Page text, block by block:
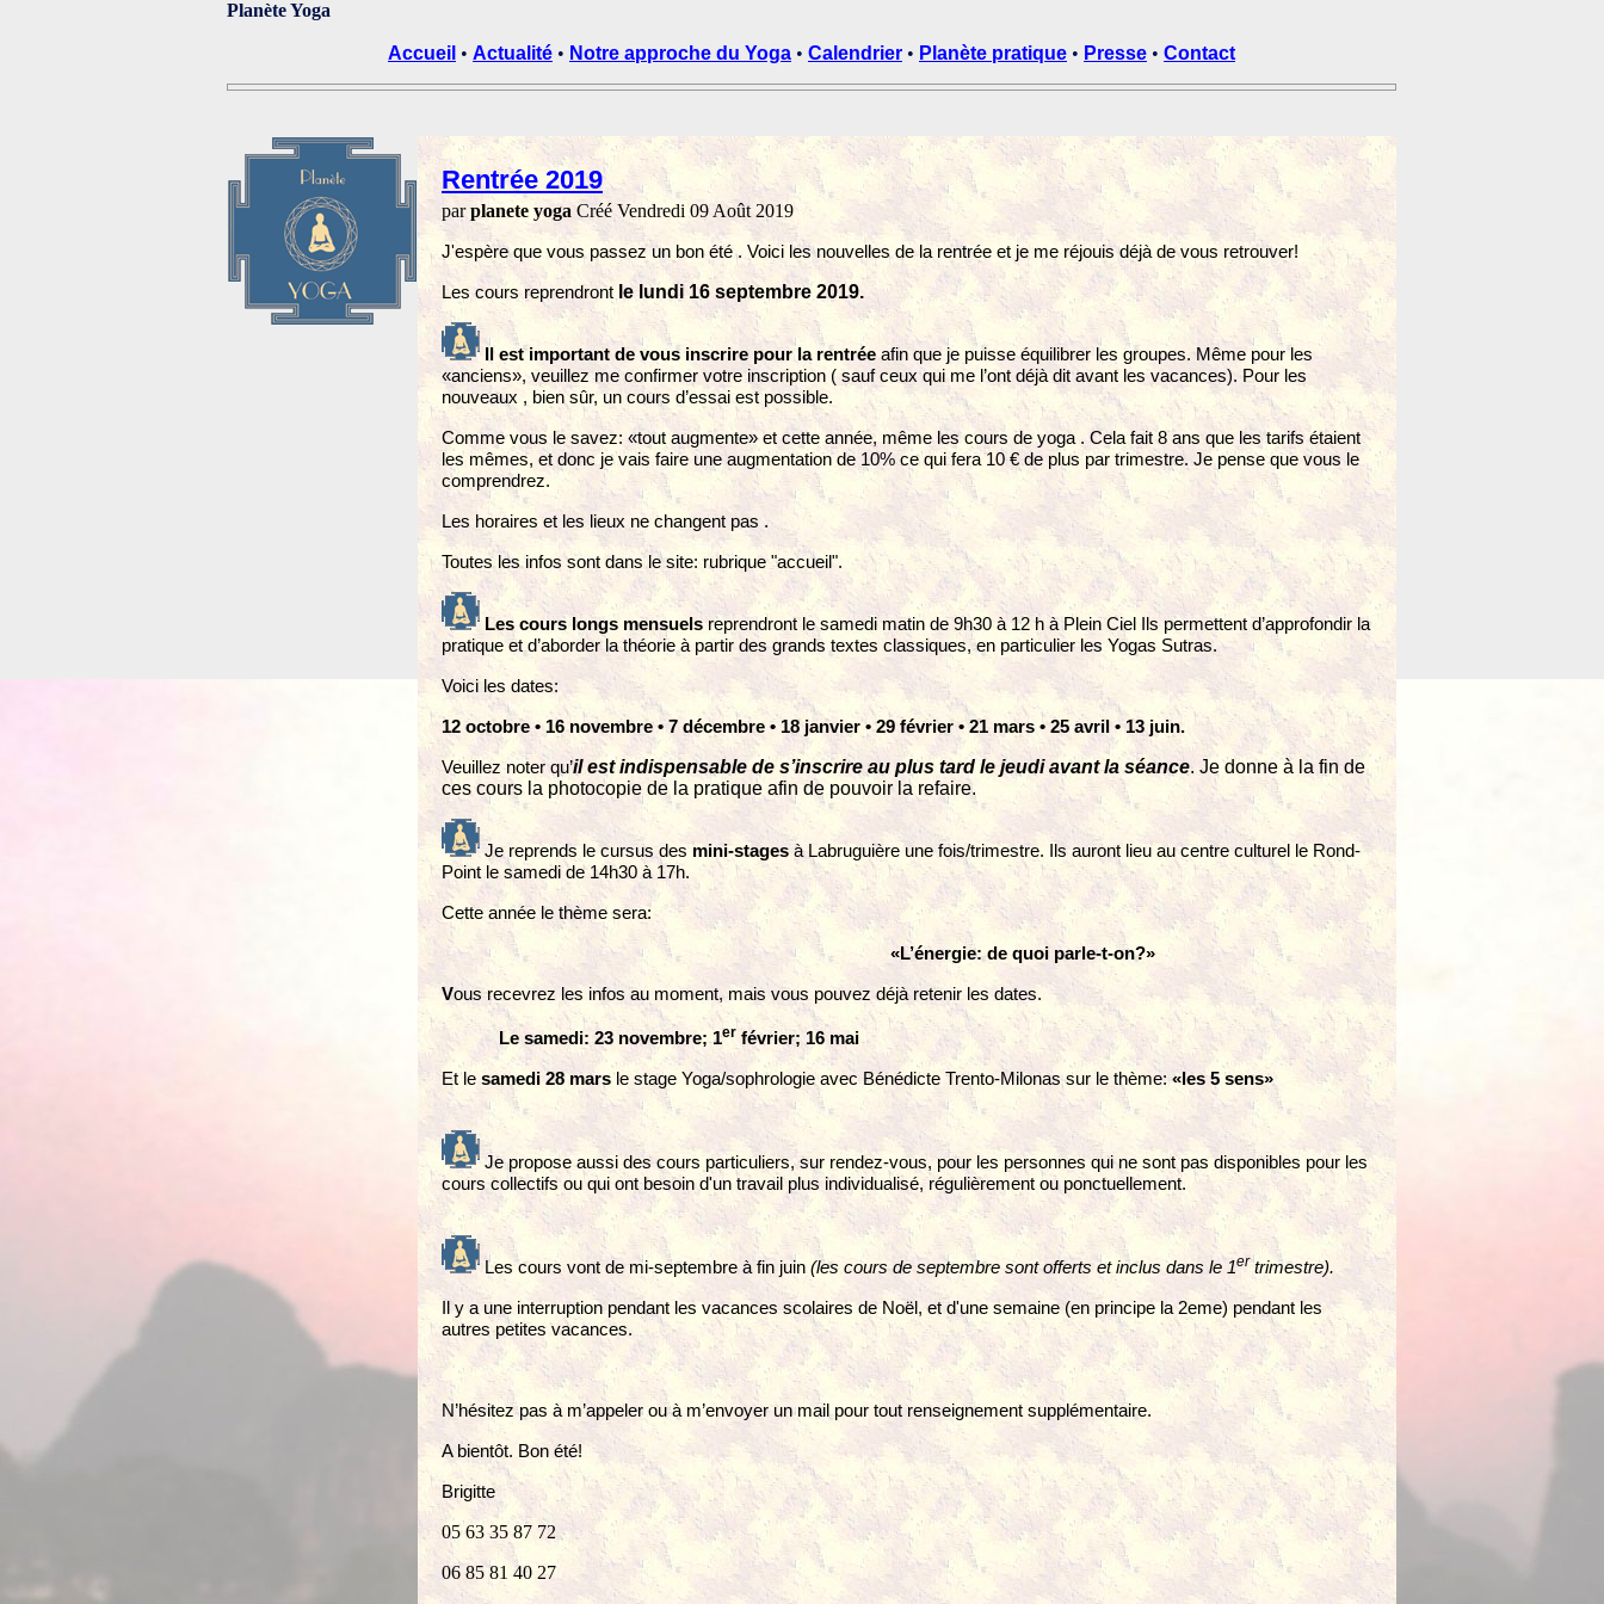
Planète Yoga
Accueil • Actualité • Notre approche du Yoga • Calendrier • Planète pratique • Presse • Contact
Rentrée 2019
parplanete yoga Créé Vendredi 09 Août 2019
J'espère que vous passez un bon été . Voici les nouvelles de la rentrée et je me réjouis déjà de vous retrouver!
Les cours reprendront le lundi 16 septembre 2019.
Il est important de vous inscrire pour la rentréeafin que je puisse équilibrer les groupes. Même pour les
«anciens», veuillez me confirmer votre inscription ( sauf ceux qui me l’ont déjà dit avant les vacances). Pour les
nouveaux , bien sûr, un cours d’essai est possible.
Comme vous le savez: «tout augmente» et cette année, même les cours de yoga . Cela fait 8 ans que les tarifs étaient
les mêmes, et donc je vais faire une augmentation de 10% ce qui fera 10 € de plus par trimestre. Je pense que vous le
comprendrez.
Les horaires et les lieux ne changent pas .
Toutes les infos sont dans le site: rubrique "accueil".
Les cours longs mensuelsreprendront le samedi matin de 9h30 à 12 h à Plein Ciel Ils permettent d’approfondir la
pratique et d’aborder la théorie à partir des grands textes classiques, en particulier les Yogas Sutras.
Voici les dates:
12 octobre • 16novembre • 7 décembre • 18 janvier •29 février • 21 mars • 25 avril • 13 juin.
Veuillez noter qu’il est indispensable de s’inscrire au plus tard le jeudi avant la séance. Je donne à la fin de
ces cours la photocopie de la pratique afin de pouvoir la refaire.
Je reprends le cursus des mini-stages à Labruguière une fois/trimestre. Ils auront lieu au centre culturel le Rond-
Point le samedi de 14h30 à 17h.
Cette année le thème sera:
«L’énergie: de quoi parle-t-on?»
Vous recevrez les infos au moment, mais vous pouvez déjà retenir les dates.
Le samedi: 23 novembre; 1er février; 16 mai
Et le samedi 28 mars le stage Yoga/sophrologie avec Bénédicte Trento-Milonas sur le thème:«les 5 sens»
Je propose aussi des cours particuliers, sur rendez-vous, pour les personnes qui ne sont pas disponibles pour les
cours collectifs ou qui ont besoin d'un travail plus individualisé, régulièrement ou ponctuellement.
Les cours vont de mi-septembre à fin juin (les cours de septembre sont offerts et inclus dans le 1er trimestre).
Il y a une interruption pendant les vacances scolaires de Noël, et d'une semaine (en principe la 2eme) pendant les
autres petites vacances.
N’hésitez pas à m’appeler ou à m’envoyer un mail pour tout renseignement supplémentaire.
A bientôt. Bon été!
Brigitte
05 63 35 87 72
06 85 81 40 27